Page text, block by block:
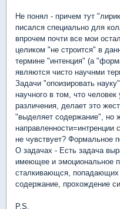
Не понял - причем тут
писался специально для
впрочем почти все мои
целиком "не строится" в
термине "интенция" (а
являются чисто научнми
Задачи "опоизировать
научного в том, что
различения, делает это
"выделяет содержание", но
направленности=интренции
не чувствует? Формальное
О задачах - Есть задача
имеющее и эмоциональное
сталкивающся,
содержание, прохождение
P.S.